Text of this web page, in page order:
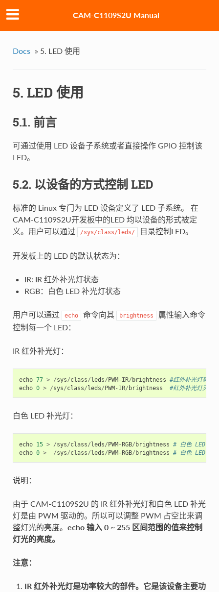
CAM-C1109S2U Manual
Docs » 5. LED 使用
5. LED 使用
5.1. 前言
可通过使用 LED 设备子系统或者直接操作 GPIO 控制该
LED。
5.2. 以设备的方式控制 LED
标准的 Linux 专门为 LED 设备定义了 LED 子系统。 在
CAM-C1109S2U开发板中的LED 均以设备的形式被定
义。用户可以通过
/sys/class/leds/ 目录控制LED。
开发板上的 LED 的默认状态为：
IR: IR 红外补光灯状态
RGB：白色 LED 补光灯状态
用户可以通过 echo 命令向其 brightness
属性输入命令
控制每一个 LED：
IR 红外补光灯：
echo 77 > /sys/class/leds/PWM- IR/ brightness #红外补光灯亮
echo 0 > /sys/class/leds/PWM- IR/ brightness #红外补光灯灭
白色 LED 补光灯：
echo 15 > /sys/class/leds/PWM-RGB/ brightness # 白色 LED 补
echo 0 > /sys/class/leds/PWM-RGB/ brightness # 白色 LED 补
说明：
由于 CAM-C1109S2U 的 IR 红外补光灯和白色 LED 补光
灯是由 PWM 驱动的。所以可以调整 PWM 占空比来调
整灯光的亮度。 echo 输入 0 ~ 255 区间范围的值来控制
灯光的亮度。
注意：
IR 红外补光灯是功率较大的部件。它是该设备主要功